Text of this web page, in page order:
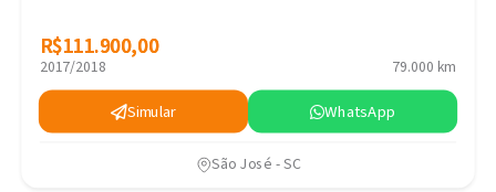
R$111.900,00
R$111.900,00
2017/2018 79.000 km
Simular WhatsApp
São José - SC